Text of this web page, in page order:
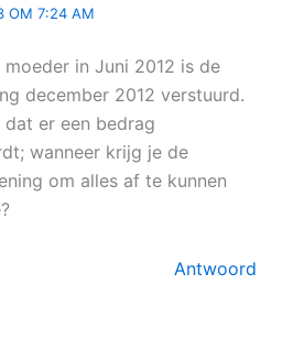
OM 7:24 AM
in Juni 2012 is de
december 2012 verstuurd.
er een bedrag
wanneer krijg je de
om alles af te kunnen
Antwoord